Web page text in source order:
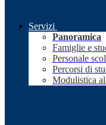
Servizi
Panoramica
Famiglie e
Personale
Percorsi di
Modulistica